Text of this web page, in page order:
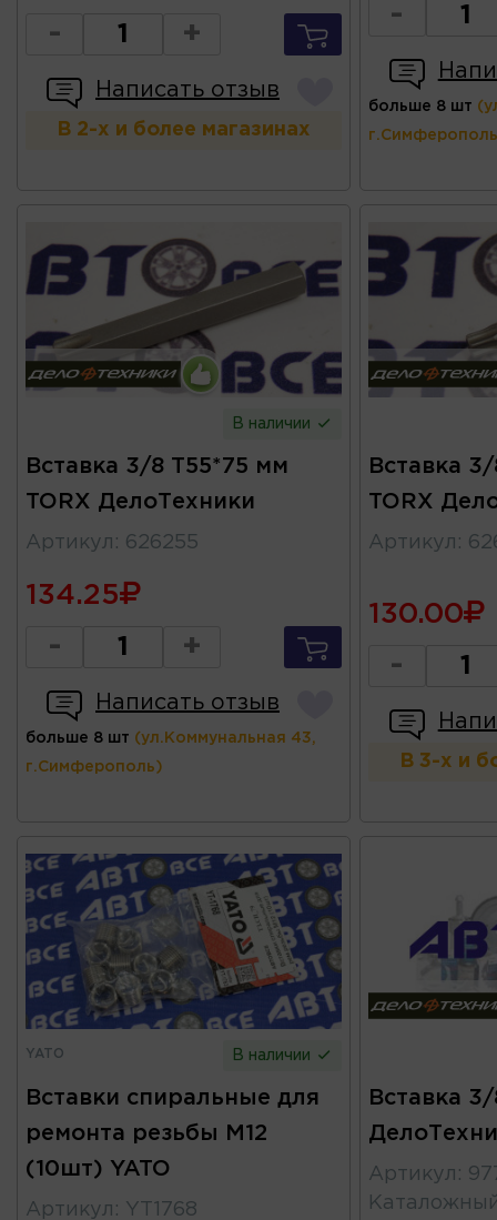
- +
Написать отзыв
В 2-х и более магазинах
-
больше 8 шт
В наличии
Вставка 3/8 T55*75 мм
TORX ДелоТехники
Артикул : 626255
134.25
- +
Написать отзыв
больше 8 шт (ул.Коммунальная 43,
г.Симферополь)
Вставка
TORX
Артикул :
130.00
-
В 3-х и
YATO В наличии
Вставки спиральные для
ремонта резьбы М12
(10шт) YATO
Артикул : YT1768
Вставка
Артикул :